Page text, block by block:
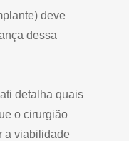
deve
dessa
detalha quais
o cirurgião
a viabilidade